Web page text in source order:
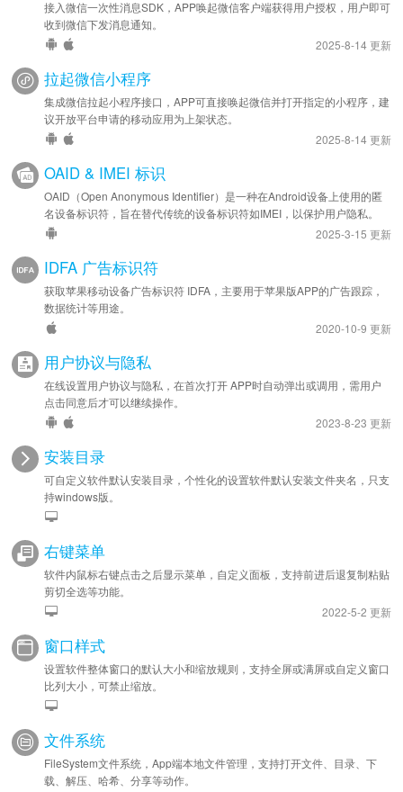
接入微信一次性消息SDK，APP唤起微信客户端获得用户授权，用户即可
收到微信下发消息通知。
2025-8-14 更新
拉起微信小程序
集成微信拉起小程序接口，APP可直接唤起微信并打开指定的小程序，建
议开放平台申请的移动应用为上架状态。
2025-8-14 更新
OAID & IMEI 标识
OAID（Open Anonymous Identifier）是一种在Android设备上使用的匿
名设备标识符，旨在替代传统的设备标识符如IMEI，以保护用户隐私。
2025-3-15 更新
IDFA 广告标识符
获取苹果移动设备广告标识符 IDFA，主要用于苹果版APP的广告跟踪，
数据统计等用途。
2020-10-9 更新
用户协议与隐私
在线设置用户协议与隐私，在首次打开 APP时自动弹出或调用，需用户
点击同意后才可以继续操作。
2023-8-23 更新
安装目录
可自定义软件默认安装目录，个性化的设置软件默认安装文件夹名，只支
持windows版。
右键菜单
软件内鼠标右键点击之后显示菜单，自定义面板，支持前进后退复制粘贴
剪切全选等功能。
2022-5-2 更新
窗口样式
设置软件整体窗口的默认大小和缩放规则，支持全屏或满屏或自定义窗口
比列大小，可禁止缩放。
文件系统
FileSystem文件系统，App端本地文件管理，支持打开文件、目录、下
载、解压、哈希、分享等动作。